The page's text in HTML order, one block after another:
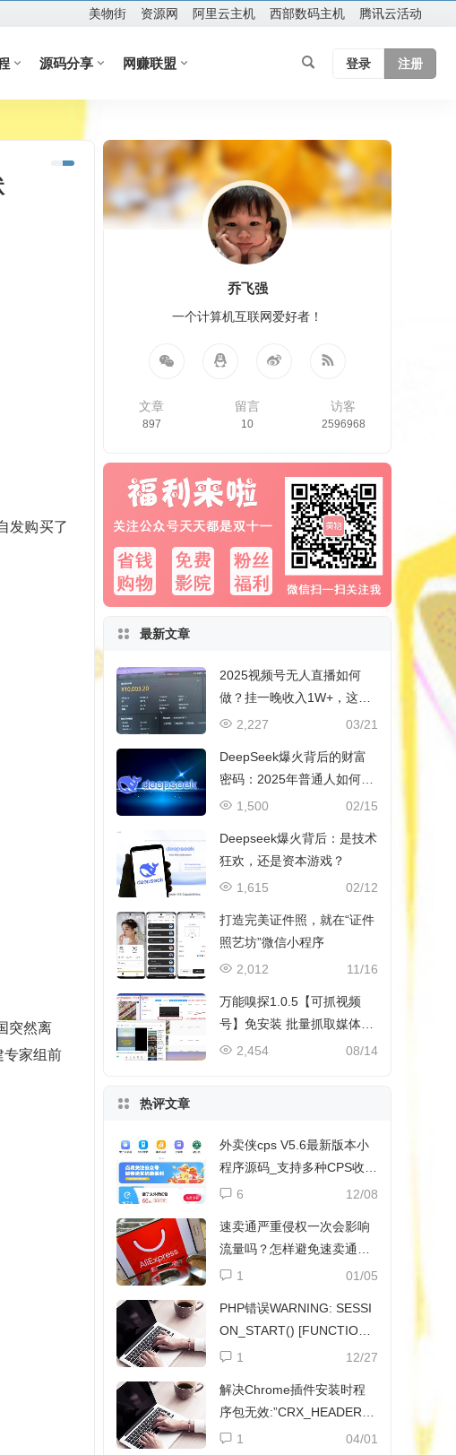
美物街 资源网 阿里云主机 西部数码主机 腾讯云活动
源码分享 网赚联盟 登录 注册
发购买了
突然离
专家组前
乔飞强
一个计算机互联网爱好者！
文章
897
留言
10
访客
2596968
最新文章
2025视频号无人直播如何
做？挂一晚收入1W+，这份
教程，小白可做~
03/21
2,227
DeepSeek爆火背后的财富
密码：2025年普通人如何抓
住AI创业风口？
02/15
1,500
Deepseek爆火背后：是技术
狂欢，还是资本游戏？
02/12
1,615
打造完美证件照，就在“证件
照艺坊”微信小程序
11/16
2,012
万能嗅探1.0.5【可抓视频
号】免安装 批量抓取媒体文
件
08/14
2,454
热评文章
外卖侠cps V5.6最新版本小
程序源码_支持多种CPS收益
和流量主收益
12/08
6
速卖通严重侵权一次会影响
流量吗？怎样避免速卖通侵
权？
01/05
1
PHP错误WARNING: SESSI
ON_START() [FUNCTION.
SESSION-START]解决方法
12/27
1
解决Chrome插件安装时程
序包无效:”CRX_HEADER_I
NVALID”
04/01
1